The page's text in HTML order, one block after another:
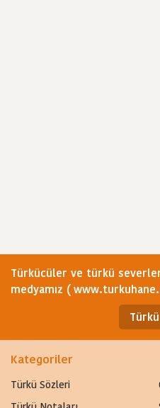
Türkücüler ve türkü
medyamız (
Kategoriler
Türkü Sözleri